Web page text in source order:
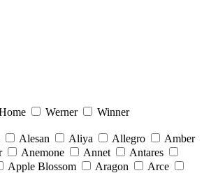
Werner
Winner
Alesan Aliya Allegro
Amber
Anemone Annet
Antares
Apple Blossom Aragon
Arce